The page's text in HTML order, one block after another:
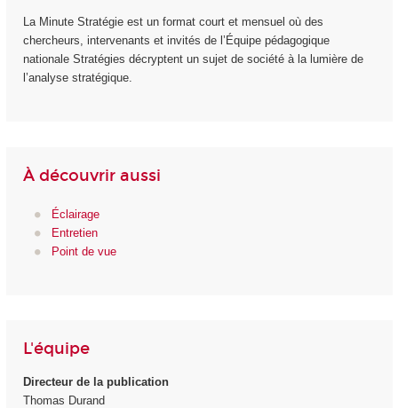
La Minute Stratégie est un format court et mensuel où des
chercheurs, intervenants et invités de l’Équipe pédagogique
nationale Stratégies décryptent un sujet de société à la lumière de
l’analyse stratégique.
À découvrir aussi
Éclairage
Entretien
Point de vue
L'équipe
Directeur de la publication
Thomas Durand